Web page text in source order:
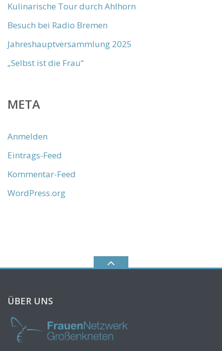
Kulinarische Tour durch Ahlhorn
Besuch bei Radio Bremen
Jahreshauptversammlung 2025
„Selbst ist die Frau“
META
Anmelden
Eintrags-Feed
Kommentar-Feed
WordPress.org
ÜBER UNS